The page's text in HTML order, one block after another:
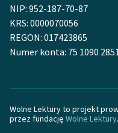
Lektur
O nas
O projekcie
Zespół
NIP: 952-187-70-87
KRS: 0000070056
REGON: 017423865
Numer konta: 75 1090
Wolne Lektury to projekt
przez fundację Wolne Lektury.